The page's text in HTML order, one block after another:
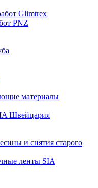
Glimtrex
PNZ
материалы
Швейцария
и снятия старого
ленты SIA